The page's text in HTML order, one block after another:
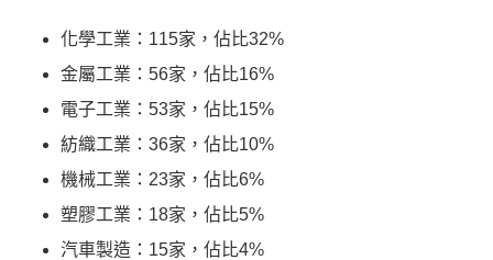
化學工業：115家，佔比32%
金屬工業：56家，佔比16%
電子工業：53家，佔比15%
紡織工業：36家，佔比10%
機械工業：23家，佔比6%
塑膠工業：18家，佔比5%
汽車製造：15家，佔比4%